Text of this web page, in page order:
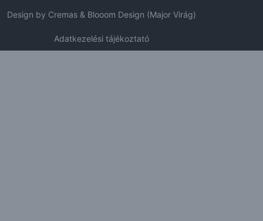
Design by Cremas & Blooom Design (Major Virág)
Adatkezelési tájékoztató